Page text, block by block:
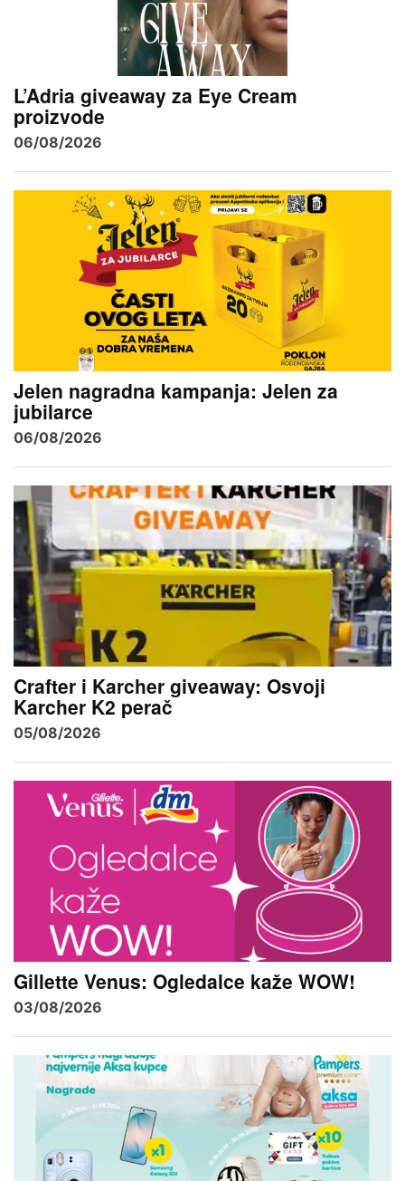
L’Adria giveaway za Eye Cream
proizvode
06/08/2026
Jelen nagradna kampanja: Jelen za
jubilarce
06/08/2026
Crafter i Karcher giveaway: Osvoji
Karcher K2 perač
05/08/2026
Gillette Venus: Ogledalce kaže WOW!
03/08/2026